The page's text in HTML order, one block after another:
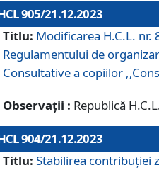
905/21.12.2023
Titlu: Modificarea H.C.L.
Regulamentului de
Consultative a copiilor
Observații : Republică
904/21.12.2023
Titlu: Stabilirea contribuţiei